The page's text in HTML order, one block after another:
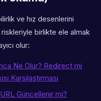
ve hız desenlerini
riskleriyle birlikte ele almak
olur:
Ne Olur? Redirect mi
Karşılaştırması
Güncellenir mi?